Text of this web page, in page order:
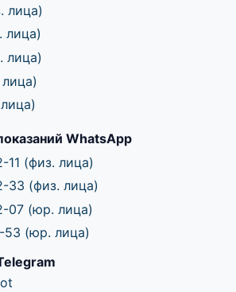
лица)
лица)
лица)
WhatsApp
11 (физ. лица)
33 (физ. лица)
07 (юр. лица)
53 (юр. лица)